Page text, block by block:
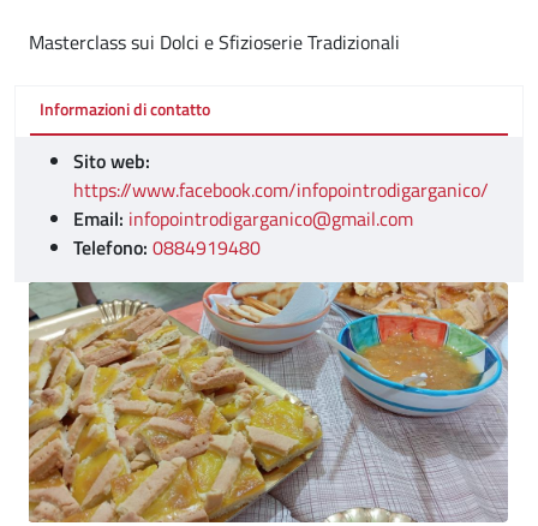
Masterclass sui Dolci e Sfizioserie Tradizionali
Informazioni di contatto
Sito web:
https://www.facebook.com/infopointrodigarganico/
Email: infopointrodigarganico@gmail.com
Telefono: 0884919480